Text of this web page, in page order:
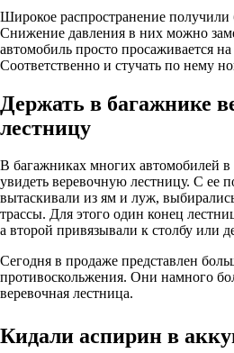
Широкое распространение
Снижение давления в них можно
автомобиль просто просаживается
Соответственно и стучать по нему
Держать в багажнике
лестницу
В багажниках многих автомобилей
увидеть веревочную лестницу. С ее
вытаскивали из ям и луж,
трассы. Для этого один конец
а второй привязывали к столбу или
Сегодня в продаже представлен
противоскольжения. Они намного
веревочная лестница.
Кидали аспирин в